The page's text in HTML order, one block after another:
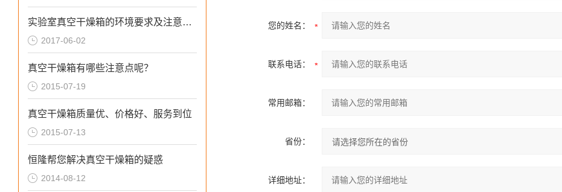
实验室真空干燥箱的环境要求及注意事项
2017-06-02
真空干燥箱有哪些注意点呢？
2015-07-19
真空干燥箱质量优、价格好、服务到位
2015-07-13
恒隆帮您解决真空干燥箱的疑惑
2014-08-12
您的姓名：
联系电话：
常用邮箱：
省份：
详细地址：